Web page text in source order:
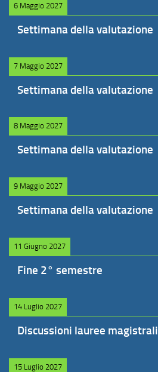
6 Maggio 2027
Settimana della valutazione
7 Maggio 2027
Settimana della valutazione
8 Maggio 2027
Settimana della valutazione
9 Maggio 2027
Settimana della valutazione
11 Giugno 2027
Fine 2° semestre
14 Luglio 2027
Discussioni lauree magistrali
15 Luglio 2027